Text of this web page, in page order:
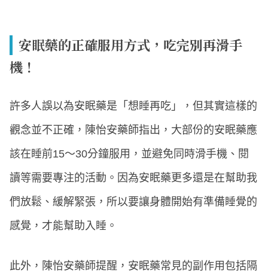
安眠藥的正確服用方式，吃完別再滑手
機！
許多人誤以為安眠藥是「想睡再吃」，但其實這樣的
觀念並不正確，陳怡安藥師指出，大部份的安眠藥應
該在睡前15～30分鐘服用，並避免同時滑手機、閱
讀等需要專注的活動。因為安眠藥更多還是在幫助我
們放鬆、緩解緊張，所以要讓身體開始有準備睡覺的
感覺，才能幫助入睡。
此外，陳怡安藥師提醒，安眠藥常見的副作用包括隔